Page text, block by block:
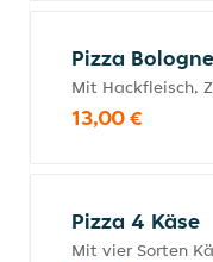
Pizza
Mit Hackfleisch,
13,00 €
Pizza 4 Käse
Mit vier Sorten